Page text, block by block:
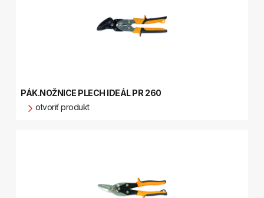
PÁK.NOŽNICE PLECH IDEÁL PR 260
otvoriť produkt